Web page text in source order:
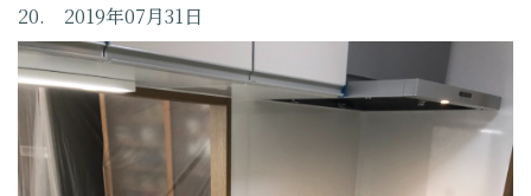
20. 2019年07月31日